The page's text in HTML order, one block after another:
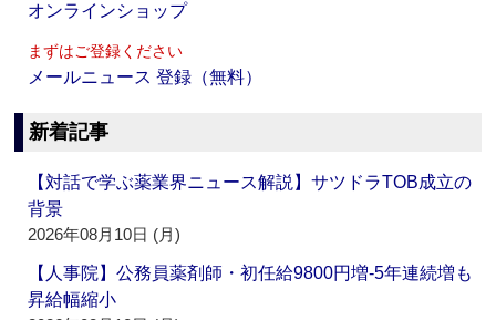
オンラインショップ
まずはご登録ください
メールニュース 登録（無料）
新着記事
【対話で学ぶ薬業界ニュース解説】サツドラTOB成立の
背景
2026年08月10日 (月)
【人事院】公務員薬剤師・初任給9800円増‐5年連続増も
昇給幅縮小